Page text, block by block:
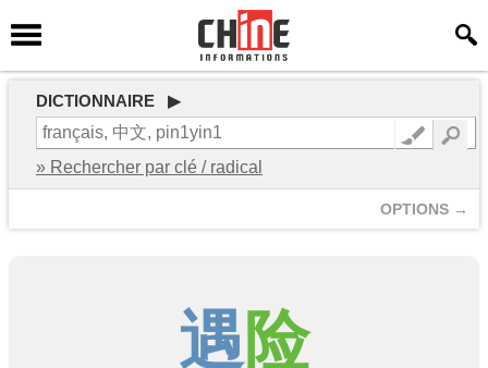
DICTIONNAIRE ▶
» Rechercher par clé / radical
OPTIONS →
遇险